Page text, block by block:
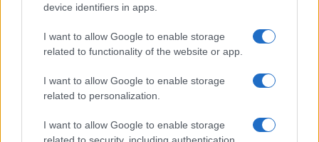
device identifiers in apps.
I want to allow Google to enable storage
related to functionality of the website or app.
I want to allow Google to enable storage
related to personalization.
I want to allow Google to enable storage
related to security, including authentication
ΠΟΝΤΟΣ